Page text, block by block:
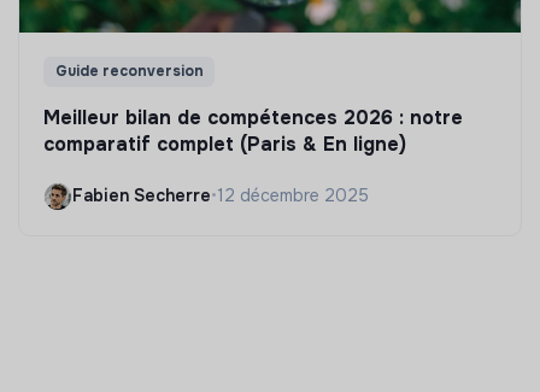
Guide reconversion
Meilleur bilan de compétences 2026 : notre
comparatif complet (Paris & En ligne)
Fabien Secherre•12 décembre 2025